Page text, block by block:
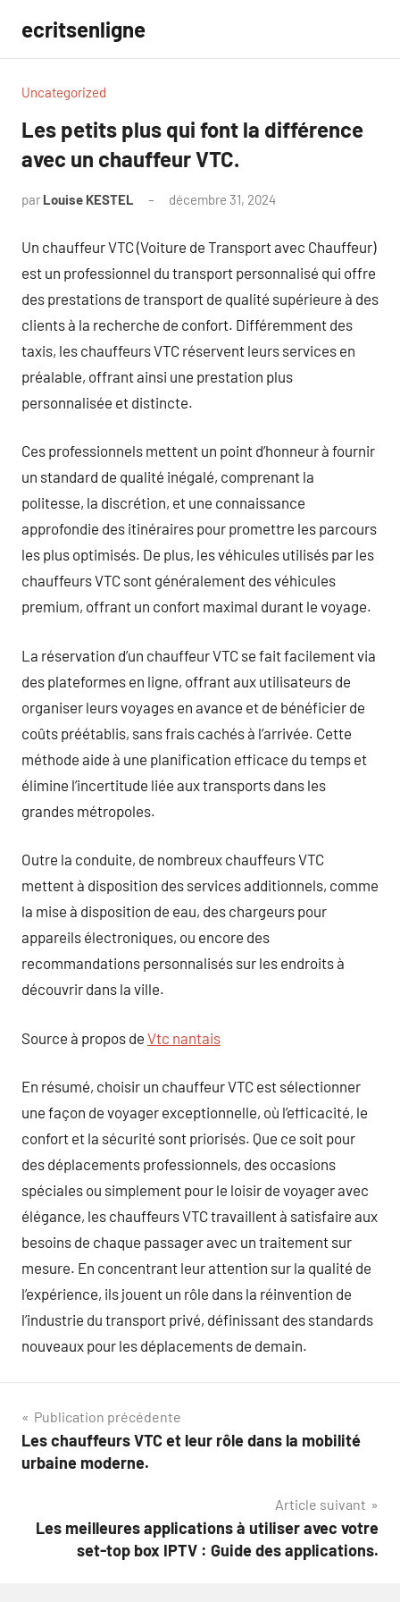
contenu
ecritsenligne
Uncategorized
Les petits plus qui font la différence
avec un chauffeur VTC.
par Louise KESTEL décembre 31, 2024
Un chauffeur VTC (Voiture de Transport avec Chauffeur)
est un professionnel du transport personnalisé qui offre
des prestations de transport de qualité supérieure à des
clients à la recherche de confort. Différemment des
taxis, les chauffeurs VTC réservent leurs services en
préalable, offrant ainsi une prestation plus
personnalisée et distincte.
Ces professionnels mettent un point d’honneur à fournir
un standard de qualité inégalé, comprenant la
politesse, la discrétion, et une connaissance
approfondie des itinéraires pour promettre les parcours
les plus optimisés. De plus, les véhicules utilisés par les
chauffeurs VTC sont généralement des véhicules
premium, offrant un confort maximal durant le voyage.
La réservation d’un chauffeur VTC se fait facilement via
des plateformes en ligne, offrant aux utilisateurs de
organiser leurs voyages en avance et de bénéficier de
coûts préétablis, sans frais cachés à l’arrivée. Cette
méthode aide à une planification efficace du temps et
élimine l’incertitude liée aux transports dans les
grandes métropoles.
Outre la conduite, de nombreux chauffeurs VTC
mettent à disposition des services additionnels, comme
la mise à disposition de eau, des chargeurs pour
appareils électroniques, ou encore des
recommandations personnalisés sur les endroits à
découvrir dans la ville.
Source à propos de Vtc nantais
En résumé, choisir un chauffeur VTC est sélectionner
une façon de voyager exceptionnelle, où l’efficacité, le
confort et la sécurité sont priorisés. Que ce soit pour
des déplacements professionnels, des occasions
spéciales ou simplement pour le loisir de voyager avec
élégance, les chauffeurs VTC travaillent à satisfaire aux
besoins de chaque passager avec un traitement sur
mesure. En concentrant leur attention sur la qualité de
l’expérience, ils jouent un rôle dans la réinvention de
l’industrie du transport privé, définissant des standards
nouveaux pour les déplacements de demain.
Navigation
de
Publication précédente
Les chauffeurs VTC et leur rôle dans la mobilité
urbaine moderne.
Article suivant
Les meilleures applications à utiliser avec votre
set-top box IPTV : Guide des applications.